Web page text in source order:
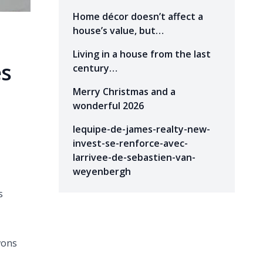
Home décor doesn’t affect a
house’s value, but…
Living in a house from the last
century…
Merry Christmas and a
wonderful 2026
lequipe-de-james-realty-new-
invest-se-renforce-avec-
larrivee-de-sebastien-van-
weyenbergh